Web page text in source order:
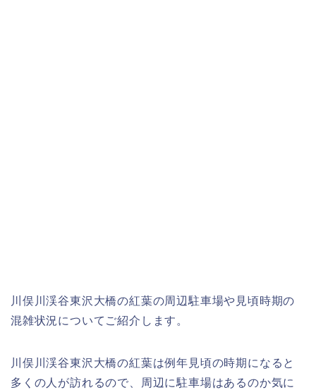
川俣川渓谷東沢大橋の紅葉の周辺駐車場や見頃時期の
混雑状況についてご紹介します。
川俣川渓谷東沢大橋の紅葉は例年見頃の時期になると
多くの人が訪れるので、周辺に駐車場はあるのか気に